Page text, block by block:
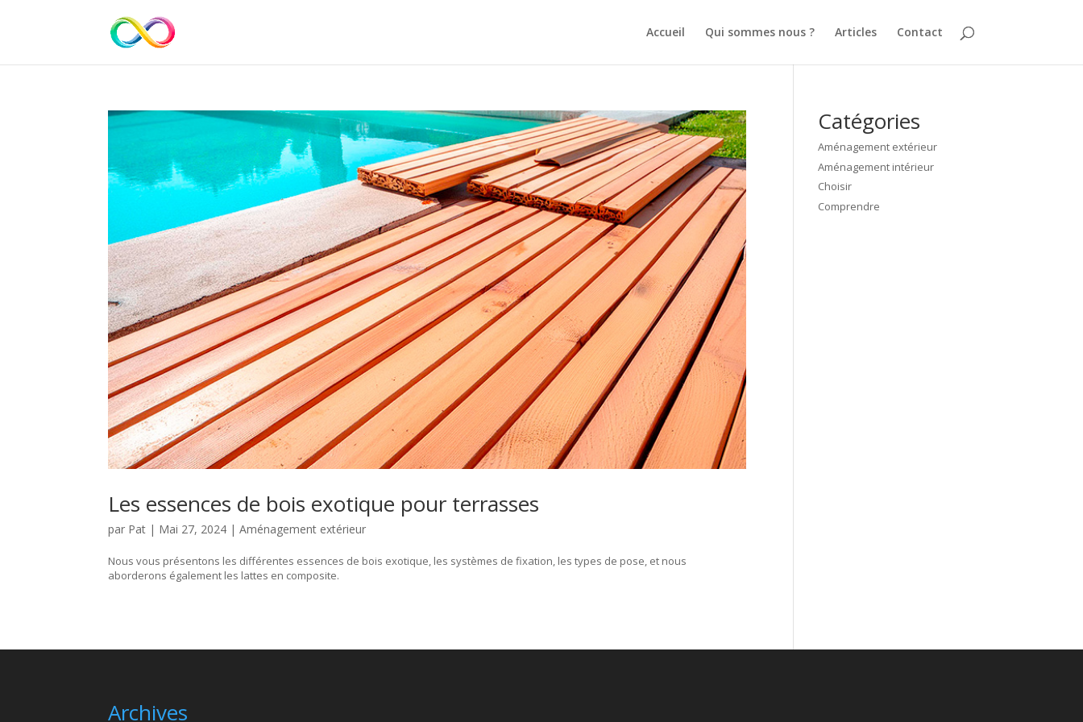
Accueil Qui sommes nous ? Articles Contact
Les essences de bois exotique pour terrasses
par Pat | Mai 27, 2024 |Aménagement extérieur
Nous vous présentons les différentes essences de bois exotique, les systèmes de fixation, les types de pose, et nous
aborderons également les lattes en composite.
Catégories
Aménagement extérieur
Aménagement intérieur
Choisir
Comprendre
Archives